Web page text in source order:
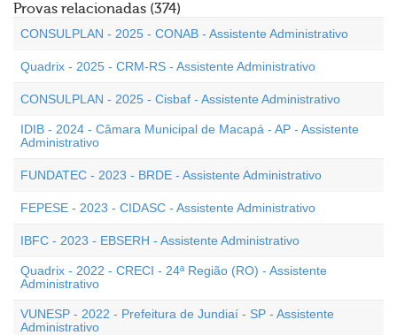
Provas relacionadas (374)
CONSULPLAN - 2025 - CONAB - Assistente Administrativo
Quadrix - 2025 - CRM-RS - Assistente Administrativo
CONSULPLAN - 2025 - Cisbaf - Assistente Administrativo
IDIB - 2024 - Câmara Municipal de Macapá - AP - Assistente
Administrativo
FUNDATEC - 2023 - BRDE - Assistente Administrativo
FEPESE - 2023 - CIDASC - Assistente Administrativo
IBFC - 2023 - EBSERH - Assistente Administrativo
Quadrix - 2022 - CRECI - 24ª Região (RO) - Assistente
Administrativo
VUNESP - 2022 - Prefeitura de Jundiaí - SP - Assistente
Administrativo